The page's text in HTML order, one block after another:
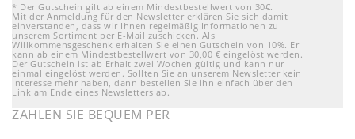
* Der Gutschein gilt ab einem Mindestbestellwert von 30€.
Mit der Anmeldung für den Newsletter erklären Sie sich damit
einverstanden, dass wir Ihnen regelmäßig Informationen zu
unserem Sortiment per E-Mail zuschicken. Als
Willkommensgeschenk erhalten Sie einen Gutschein von 10%. Er
kann ab einem Mindestbestellwert von 30,00 € eingelöst werden.
Der Gutschein ist ab Erhalt zwei Wochen gültig und kann nur
einmal eingelöst werden. Sollten Sie an unserem Newsletter kein
Interesse mehr haben, dann bestellen Sie ihn einfach über den
Link am Ende eines Newsletters ab.
ZAHLEN SIE BEQUEM PER